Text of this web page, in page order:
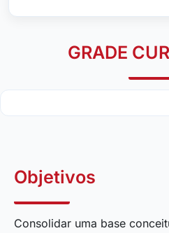
GRADE
Objetivos
Consolidar uma base